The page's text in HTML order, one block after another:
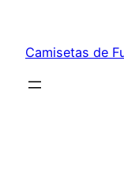
contenido
Camisetas de